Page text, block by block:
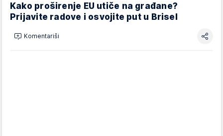
Kako proširenje EU utiče na građane?
Prijavite radove i osvojite put u Brisel
Komentariši